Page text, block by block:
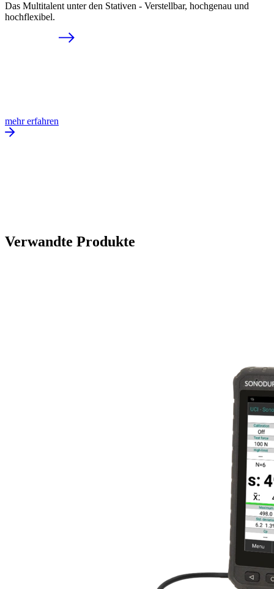
Das Multitalent unter den Stativen - Verstellbar, hochgenau und
hochflexibel.
mehr erfahren
Verwandte Produkte